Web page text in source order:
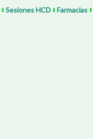
Sesiones HCD Farmacias